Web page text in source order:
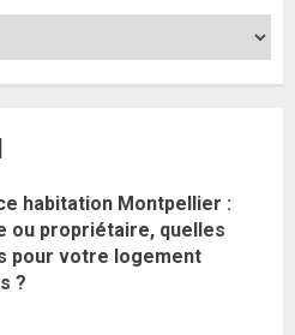
habitation Montpellier :
ou propriétaire, quelles
pour votre logement
?